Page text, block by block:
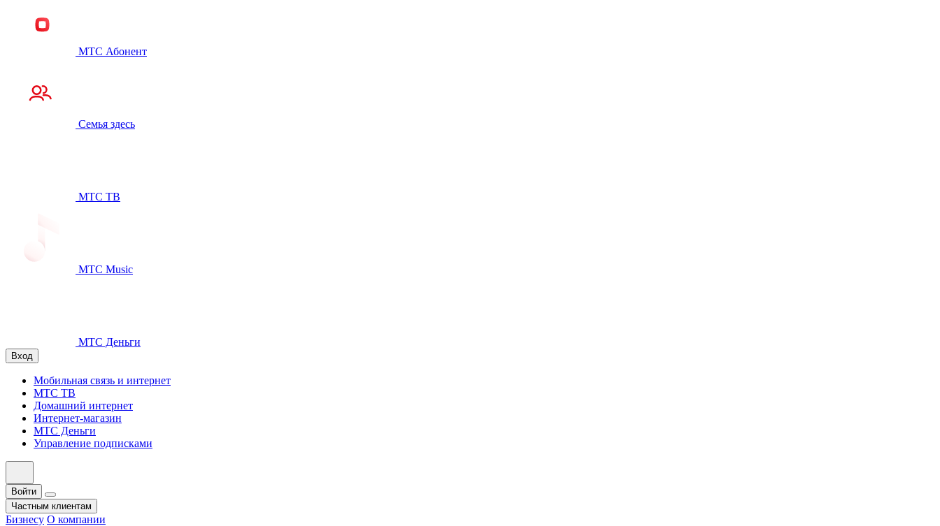
МТС Абонент
Семья здесь
МТС ТВ
МТС Music
МТС Деньги
Вход
Мобильная связь и интернет
МТС ТВ
Домашний интернет
Интернет-магазин
МТС Деньги
Управление подписками
Войти
Частным клиентам
Бизнесу О компании